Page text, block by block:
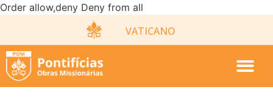
Order allow,deny Deny from all
VATICANO